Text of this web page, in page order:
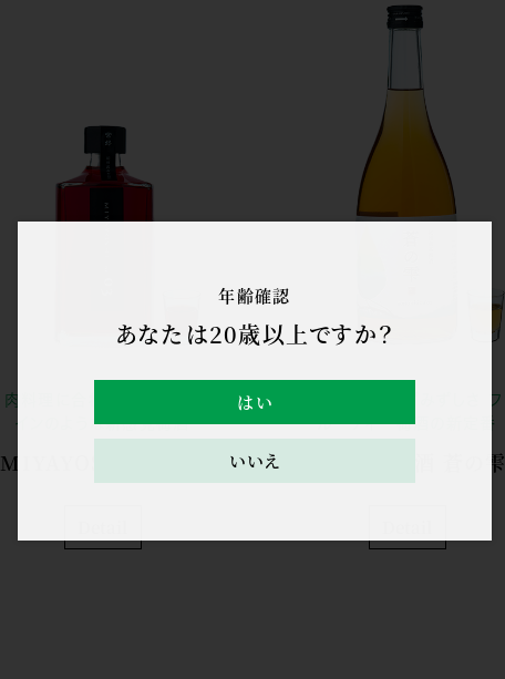
肉料理に合わせたくなる ワ
インのような新感覚梅酒
MIYAYOSHI No.03
青さ感じるみずみずしさ フ
ルーティー梅酒の新定番
紀州南高梅酒 蒼の雫
年齢確認
あなたは20歳以上ですか？
はい
いいえ